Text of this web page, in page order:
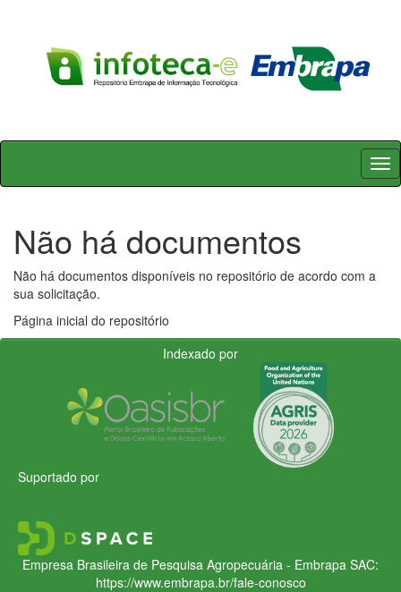
Skip
Não há documentos
Não há documentos disponíveis no repositório de acordo com a
sua solicitação.
Página inicial do repositório
Indexado por
Suportado por
Empresa Brasileira de Pesquisa Agropecuária - Embrapa SAC:
https://www.embrapa.br/fale-conosco